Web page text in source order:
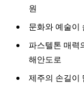
원
문화와 예술이
파스텔톤 매력
해안도로
제주의 손길이